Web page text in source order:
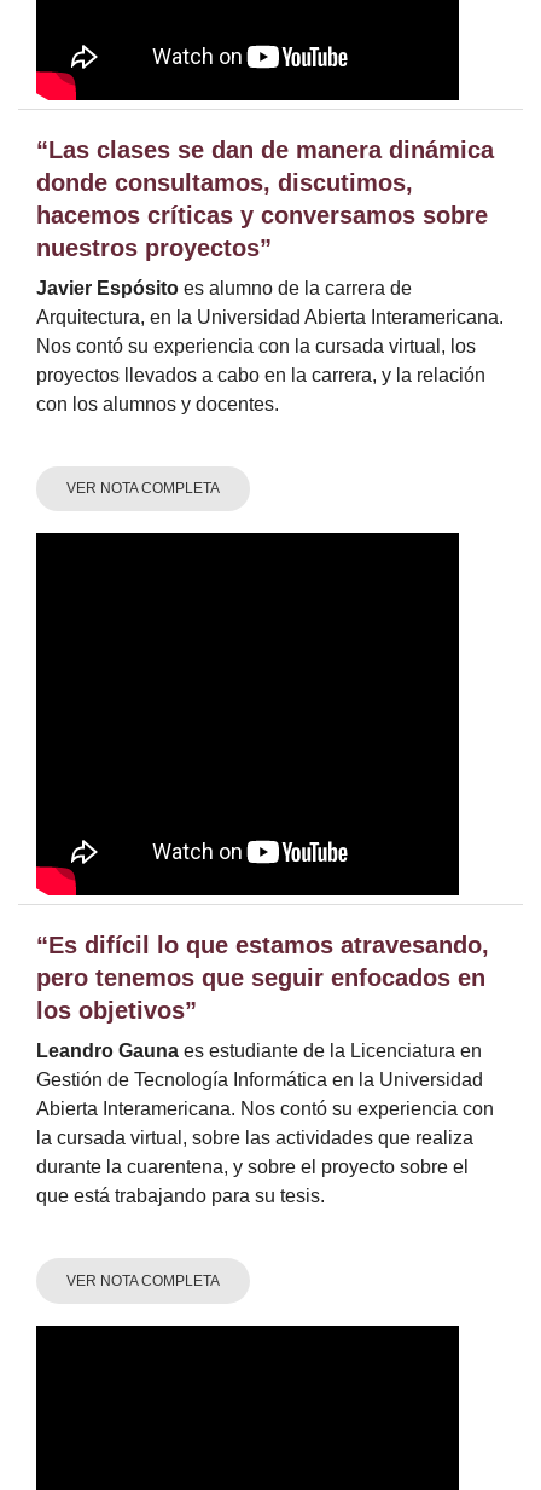
“Las clases se dan de manera dinámica
donde consultamos, discutimos,
hacemos críticas y conversamos sobre
nuestros proyectos”
Javier Espósito es alumno de la carrera de
Arquitectura, en la Universidad Abierta Interamericana.
Nos contó su experiencia con la cursada virtual, los
proyectos llevados a cabo en la carrera, y la relación
con los alumnos y docentes.
VER NOTA COMPLETA
“Es difícil lo que estamos atravesando,
pero tenemos que seguir enfocados en
los objetivos”
Leandro Gauna es estudiante de la Licenciatura en
Gestión de Tecnología Informática en la Universidad
Abierta Interamericana. Nos contó su experiencia con
la cursada virtual, sobre las actividades que realiza
durante la cuarentena, y sobre el proyecto sobre el
que está trabajando para su tesis.
VER NOTA COMPLETA